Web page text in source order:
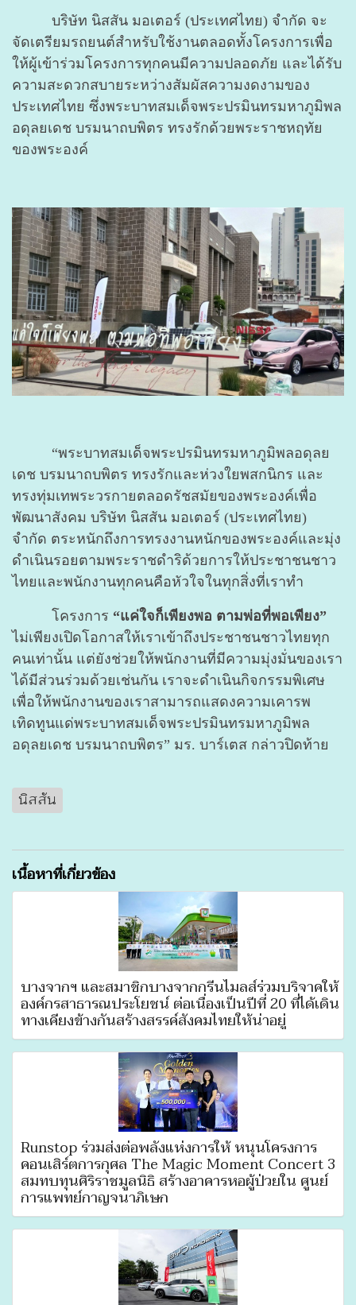
บริษัท นิสสัน มอเตอร์ (ประเทศไทย) จำกัด จะ
จัดเตรียมรถยนต์สำหรับใช้งานตลอดทั้งโครงการเพื่อ
ให้ผู้เข้าร่วมโครงการทุกคนมีความปลอดภัย และได้รับ
ความสะดวกสบายระหว่างสัมผัสความงดงามของ
ประเทศไทย ซึ่งพระบาทสมเด็จพระปรมินทรมหาภูมิพล
อดุลยเดช บรมนาถบพิตร ทรงรักด้วยพระราชหฤทัย
ของพระองค์
“พระบาทสมเด็จพระปรมินทรมหาภูมิพลอดุลย
เดช บรมนาถบพิตร ทรงรักและห่วงใยพสกนิกร และ
ทรงทุ่มเทพระวรกายตลอดรัชสมัยของพระองค์เพื่อ
พัฒนาสังคม บริษัท นิสสัน มอเตอร์ (ประเทศไทย)
จำกัด ตระหนักถึงการทรงงานหนักของพระองค์และมุ่ง
ดำเนินรอยตามพระราชดำริด้วยการให้ประชาชนชาว
ไทยและพนักงานทุกคนคือหัวใจในทุกสิ่งที่เราทำ
โครงการ “แค่ใจก็เพียงพอ ตามพ่อที่พอเพียง”
ไม่เพียงเปิดโอกาสให้เราเข้าถึงประชาชนชาวไทยทุก
คนเท่านั้น แต่ยังช่วยให้พนักงานที่มีความมุ่งมั่นของเรา
ได้มีส่วนร่วมด้วยเช่นกัน เราจะดำเนินกิจกรรมพิเศษ
เพื่อให้พนักงานของเราสามารถแสดงความเคารพ
เทิดทูนแด่พระบาทสมเด็จพระปรมินทรมหาภูมิพล
อดุลยเดช บรมนาถบพิตร” มร. บาร์เตส กล่าวปิดท้าย
นิสสัน
เนื้อหาที่เกี่ยวข้อง
บางจากฯ และสมาชิกบางจากกรีนไมลส์ร่วมบริจาคให้
องค์กรสาธารณประโยชน์ ต่อเนื่องเป็นปีที่ 20 ที่ได้เดิน
ทางเคียงข้างกันสร้างสรรค์สังคมไทยให้น่าอยู่
Runstop ร่วมส่งต่อพลังแห่งการให้ หนุนโครงการ
คอนเสิร์ตการกุศล The Magic Moment Concert 3
สมทบทุนศิริราชมูลนิธิ สร้างอาคารหอผู้ป่วยใน ศูนย์
การแพทย์กาญจนาภิเษก